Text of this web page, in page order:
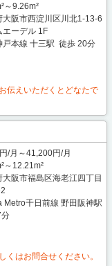
～9.26m²
大阪市西淀川区川北1-13-6
エーデル 1F
戸本線 十三駅 徒歩 20分
伝えいただくとどなたで
/月～41,200円/月
～12.21m²
大阪市福島区海老江四丁目
Metro千日前線 野田阪神駅
くはお問合せください。